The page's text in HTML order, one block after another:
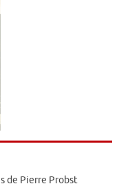
de Pierre Probst